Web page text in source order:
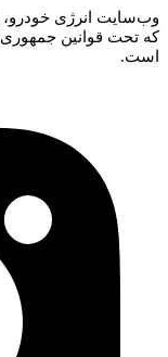
انرژی خودرو،
تحت قوانین جمهوری